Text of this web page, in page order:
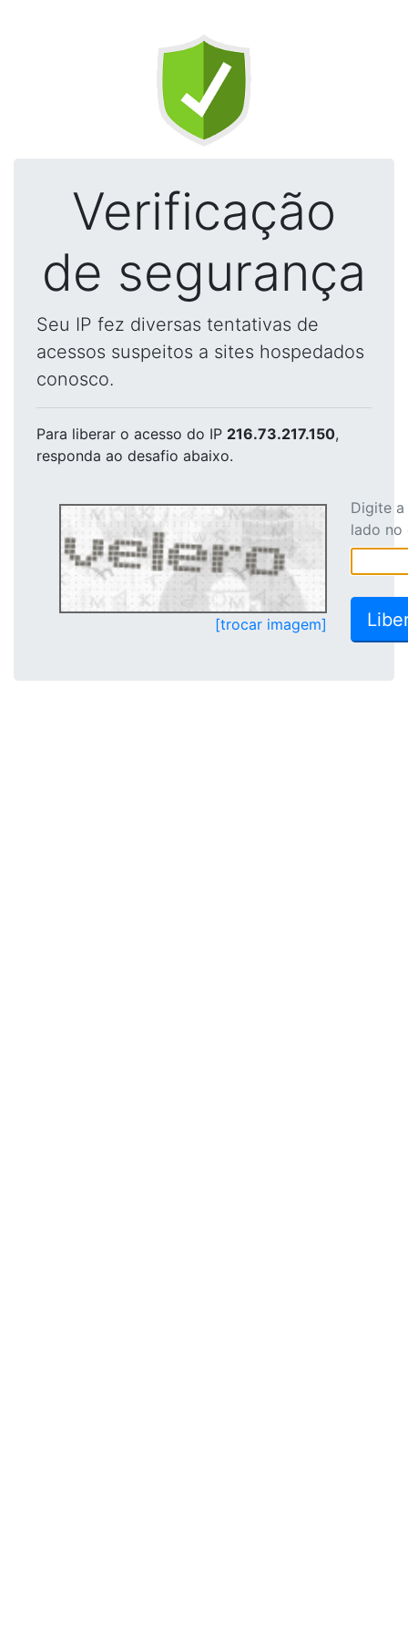
Verificação
de segurança
Seu IP fez diversas tentativas de
acessos suspeitos a sites hospedados
conosco.
Para liberar o acesso do IP 216.73.217.150,
responda ao desafio abaixo.
[trocar imagem]
Digite
lado no